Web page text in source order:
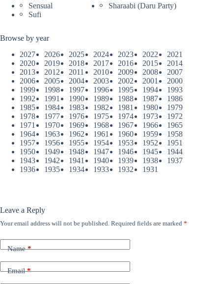
Sensual
Sharaabi (Daru Party)
Sufi
Browse by year
2027
2026 2025 2024 2023 2022
2021
2020
2019 2018 2017 2016 2015
2014
2013
2012 2011 2010 2009 2008
2007
2006
2005 2004 2003 2002 2001
2000
1999
1998 1997 1996 1995 1994
1993
1992
1991 1990 1989 1988 1987
1986
1985
1984 1983 1982 1981 1980
1979
1978
1977 1976 1975 1974 1973
1972
1971
1970 1969 1968 1967 1966
1965
1964
1963 1962 1961 1960 1959
1958
1957
1956 1955 1954 1953 1952
1951
1950
1949 1948 1947 1946 1945
1944
1943
1942 1941 1940 1939 1938
1937
1936
1935 1934 1933 1932 1931
Leave a Reply
Your email address will not be published. Required fields are marked *
Name*
Email*